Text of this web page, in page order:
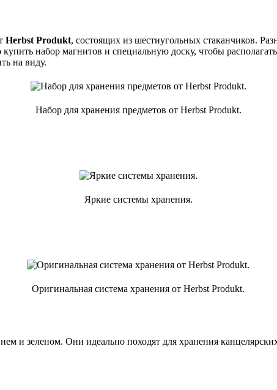
Herbst Produkt, состоящих из шестиугольных стаканчиков.
набор магнитов и специальную доску, чтобы
на виду.
Набор для хранения предметов от Herbst Produkt.
Яркие системы хранения.
Оригинальная система хранения от Herbst Produkt.
и зеленом. Они идеально походят для хранения